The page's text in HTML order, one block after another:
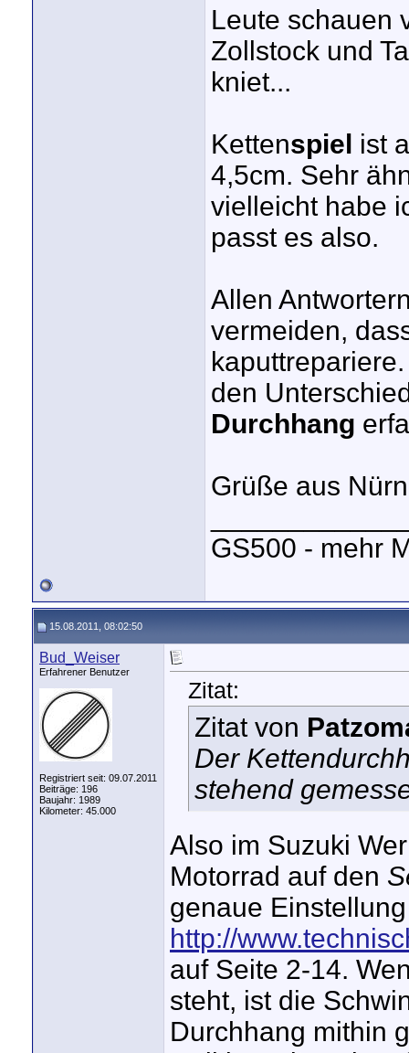
Leute schauen
Zollstock und
kniet...
Kettenspiel ist
4,5cm. Sehr
vielleicht habe
passt es also.
Allen
vermeiden,
den
Durchhang
Grüße aus
GS500 - mehr
15.08.2011, 08:02:50
Bud_Weiser
Erfahrener Benutzer
Registriert seit: 09.07.2011
Beiträge: 196
Baujahr: 1989
Kilometer: 45.000
Zitat:
Zitat von
Der
stehend
Also im Suzuki
Motorrad auf den
genaue
http://
auf Seite 2-14.
steht, ist die
Durchhang mithin